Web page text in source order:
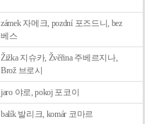
zámek 자메크, pozdní 포즈드니, bez
베스
Žižka 지슈카, Žvěřina 주베르지나,
Brož 브로시
jaro 야로, pokoj 포코이
balík 발리크, komár 코마르